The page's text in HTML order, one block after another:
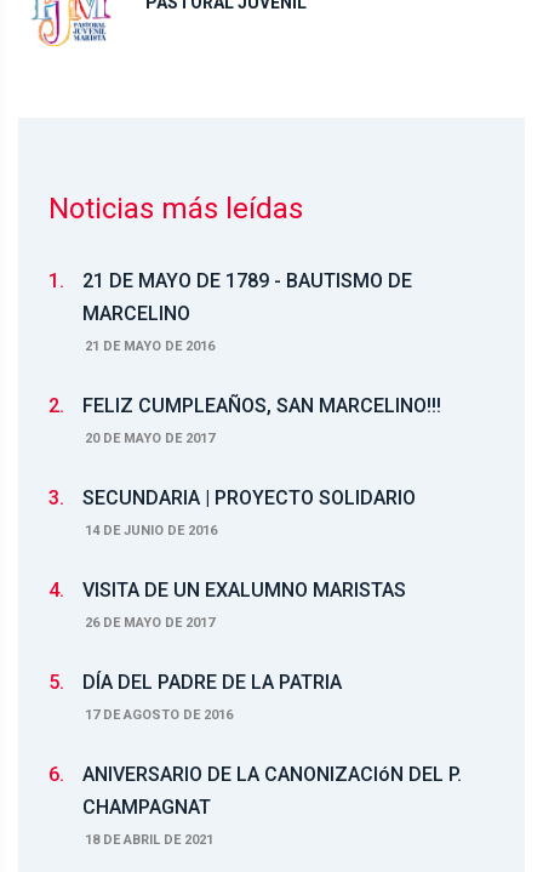
Noticias más leídas
1.
21 DE MAYO DE 1789 - BAUTISMO DE
MARCELINO
21 DE MAYO DE 2016
2. FELIZ CUMPLEAÑOS, SAN MARCELINO!!!
20 DE MAYO DE 2017
3. SECUNDARIA | PROYECTO SOLIDARIO
14 DE JUNIO DE 2016
4. VISITA DE UN EXALUMNO MARISTAS
26 DE MAYO DE 2017
5. DÍA DEL PADRE DE LA PATRIA
17 DE AGOSTO DE 2016
6.
ANIVERSARIO DE LA CANONIZACIóN DEL P.
CHAMPAGNAT
18 DE ABRIL DE 2021